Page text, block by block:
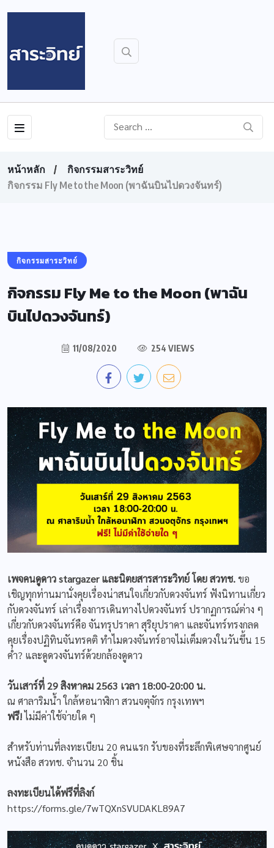
หน้าหลัก
กิจกรรมสาระวิทย์
กิจกรรม Fly Me to the Moon (พาฉันบินไปดวงจันทร์)
กิจกรรมสาระวิทย์
กิจกรรม Fly Me to the Moon (พาฉัน
บินไปดวงจันทร์)
11/08/2020 254 VIEWS
เพจคนดูดาว stargazer และนิตยสารสาระวิทย์ โดย สวทช.ขอ
เชิญทุกท่านมานั่งคุยเรื่องน่าสนใจเกี่ยวกับดวงจันทร์ ฟังนิทานเกี่ยว
กับดวงจันทร์ เล่าเรื่องการเดินทางไปดวงจันทร์ ปรากฏการณ์ต่าง ๆ
เกี่ยวกับดวงจันทร์คือ จันทรุปราคา สุริยุปราคา และจันทร์ทรงกลด
คุยเรื่องปฏิทินจันทรคติ ทำไมดวงจันทร์อาจไม่เต็มดวงในวันขึ้น 15
ค่ำ? และดูดวงจันทร์ด้วยกล้องดูดาว
วันเสาร์ที่ 29 สิงหาคม 2563 เวลา 18:00-20:00 น.
ณ ศาลาริมน้ำ ใกล้หอนาฬิกา สวนจตุจักร กรุงเทพฯ
ฟรี!ไม่มีค่าใช้จ่ายใด ๆ
สำหรับท่านที่ลงทะเบียน 20 คนแรก รับของที่ระลึกพิเศษจากศูนย์
หนังสือ สวทช. จำนวน 20 ชิ้น
ลงทะเบียนได้ฟรีที่ลิงก์
https://forms.gle/7wTQXnSVUDAKL89A7